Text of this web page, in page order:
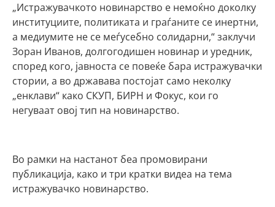
„Истражувачкото новинарство е немоќно доколку
институциите, политиката и граѓаните се инертни,
а медиумите не се меѓусебно солидарни,“ заклучи
Зоран Иванов, долгогодишен новинар и уредник,
според кого, јавноста се повеќе бара истражувачки
стории, а во државава постојат само неколку
„енклави“ како СКУП, БИРН и Фокус, кои го
негуваат овој тип на новинарство.
Во рамки на настанот беа промовирани
публикација, како и три кратки видеа на тема
истражувачко новинарство.